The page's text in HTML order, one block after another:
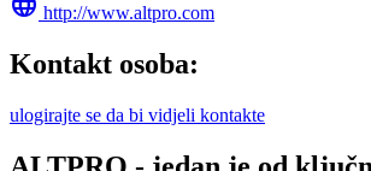
http://www.altpro.com
Kontakt osoba:
ulogirajte se da bi vidjeli kontakte